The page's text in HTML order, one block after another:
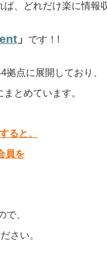
ば、どれだけ楽に情報
」 です！!
点に展開しており、
とめています。
ると、
員を
で、
さい。